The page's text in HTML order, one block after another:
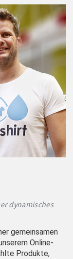
dynamisches
gemeinsamen
Online-
Produkte,